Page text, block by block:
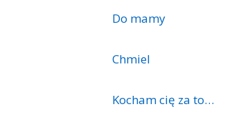
Do mamy
Chmiel
Kocham cię za to…